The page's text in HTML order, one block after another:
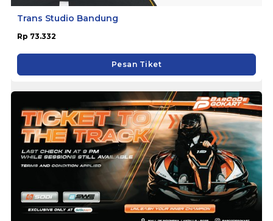
Trans Studio Bandung
Rp 73.332
Pesan Tiket